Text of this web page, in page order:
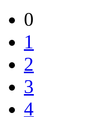
0
1
2
3
4